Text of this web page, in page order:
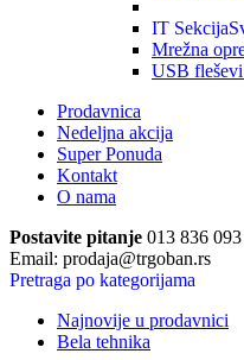
IT Sekcija
Mrežna
USB
Prodavnica
Nedeljna akcija
Super Ponuda
Kontakt
O nama
Postavite pitanje 013 836 093
Email: prodaja@trgoban.rs
Pretraga po kategorijama
Najnovije u prodavnici
Bela tehnika